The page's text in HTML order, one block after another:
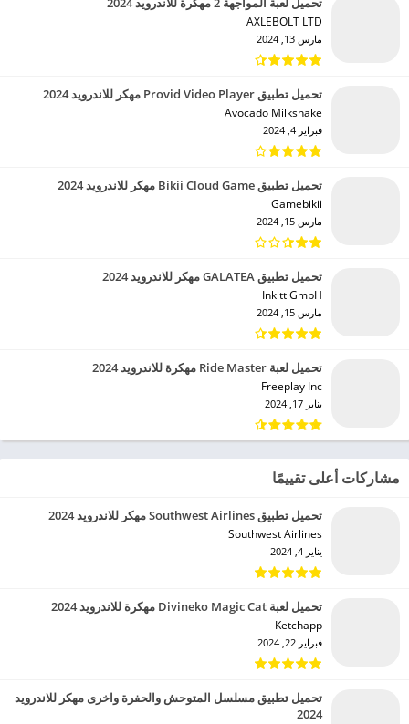
AXLEBOLT LTD‏
مارس 13, 2024
تحميل تطبيق Provid Video Player مهكر للاندرويد 2024
Avocado Milkshake‏
فبراير 4, 2024
تحميل تطبيق Bikii Cloud Game مهكر للاندرويد 2024
Gamebikii‏
مارس 15, 2024
تحميل تطبيق GALATEA مهكر للاندرويد 2024
Inkitt GmbH‏
مارس 15, 2024
تحميل لعبة Ride Master مهكرة للاندرويد 2024
Freeplay Inc‏
يناير 17, 2024
مشاركات أعلى تقييمًا
تحميل تطبيق Southwest Airlines مهكر للاندرويد 2024
Southwest Airlines‏
يناير 4, 2024
تحميل لعبة Divineko Magic Cat مهكرة للاندرويد 2024
Ketchapp‏
فبراير 22, 2024
تحميل تطبيق مسلسل المتوحش والحفرة واخرى مهكر للاندرويد
2024